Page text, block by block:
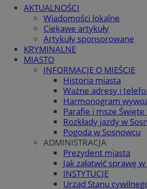
AKTUALNOŚCI
Wiadomości lokalne
Ciekawe artykuły
Artykuły sponsorowane
KRYMINALNE
MIASTO
INFORMACJE O MIEŚCIE
Historia miasta
Ważne adresy i
Harmonogram
Parafie i msze Święte
Rozkłady jazdy w
Pogoda w Sosnowcu
ADMINISTRACJA
Prezydent miasta
Jak załatwić sprawę
INSTYTUCJE
Urząd Stanu